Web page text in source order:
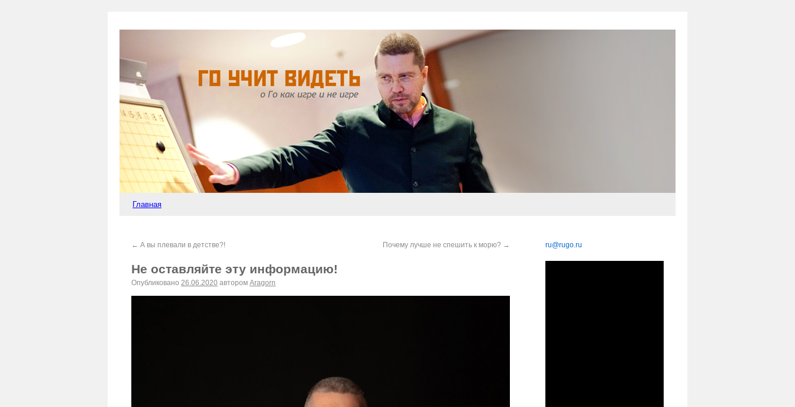
Главная
← А вы плевали в детстве?! Почему лучше не спешить к морю? →
Не оставляйте эту информацию!
Опубликовано 26.06.2020 автором Aragorn
ru@rugo.ru